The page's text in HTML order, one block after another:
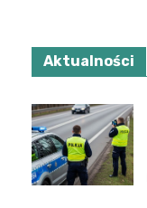
Aktualności